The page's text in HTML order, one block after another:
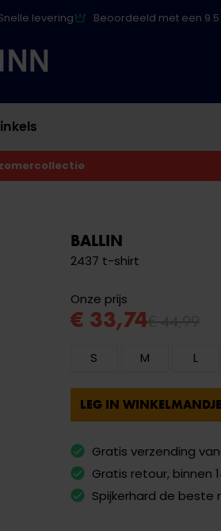
levering Beoordeeld met een 9.5
BALLIN
2437 t-shirt
Onze prijs
€ 33,74
S M L
LEG IN WINKELMANDJE
Gratis verzending
Gratis retour, binnen
Spijkerhard de beste